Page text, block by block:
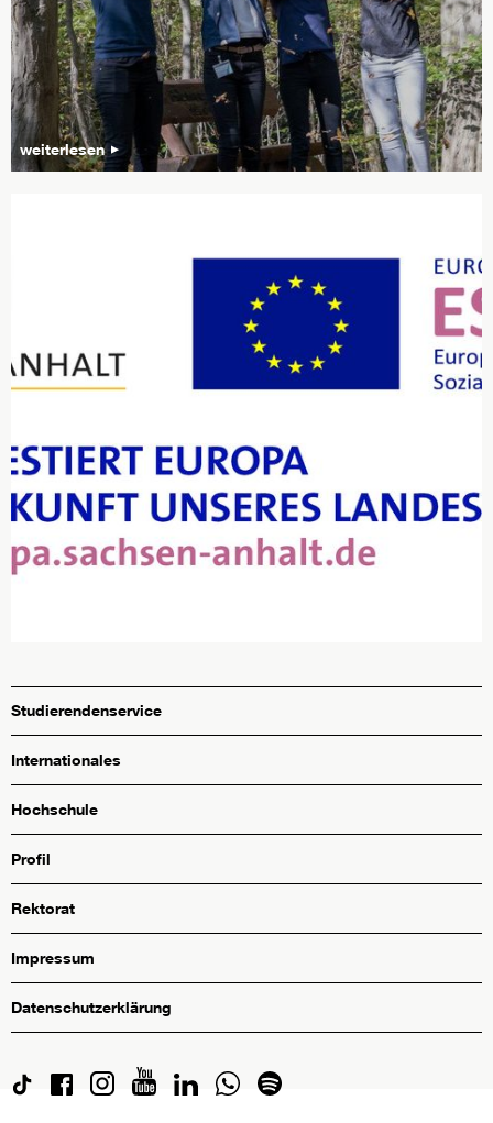
weiterlesen
Studierendenservice
Internationales
Hochschule
Profil
Rektorat
Impressum
Datenschutzerklärung